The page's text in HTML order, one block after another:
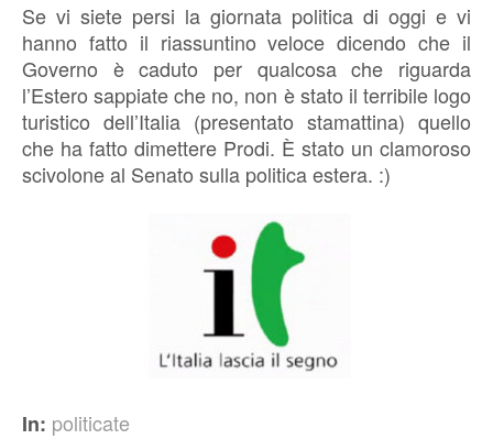
Se vi siete persi la giornata politica di oggi e vi
hanno fatto il riassuntino veloce dicendo che il
Governo è caduto per qualcosa che riguarda
l’Estero sappiate che no, non è stato il terribile logo
turistico dell’Italia (presentato stamattina) quello
che ha fatto dimettere Prodi. È stato un clamoroso
scivolone al Senato sulla politica estera. :)
In: politicate